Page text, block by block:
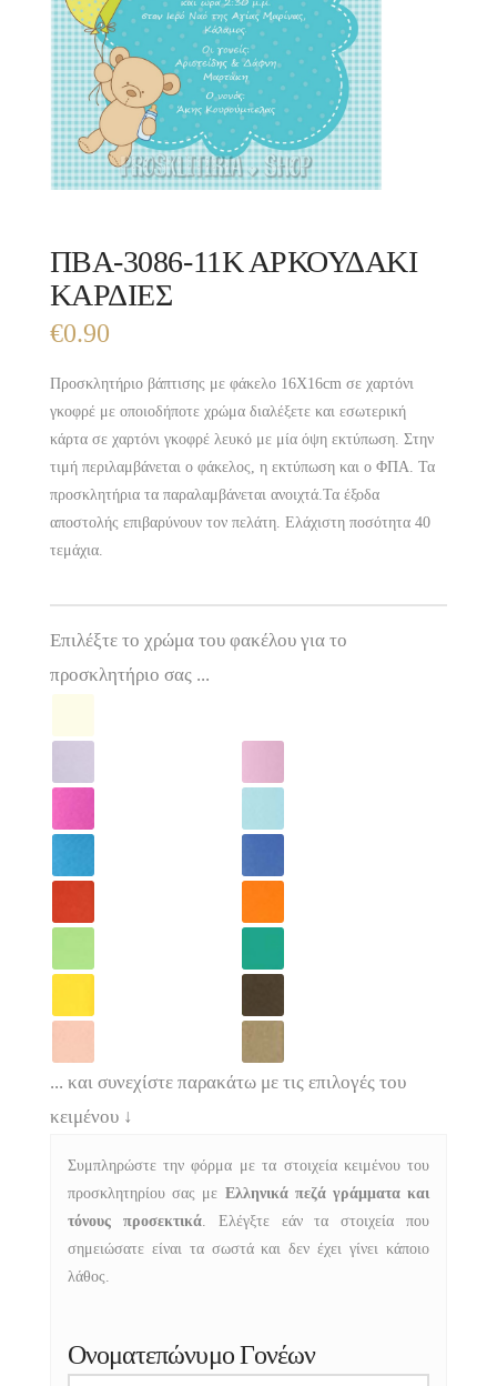
ΠΒΑ-3086-11Κ ΑΡΚΟΥΔΑΚΙ
ΚΑΡΔΙΕΣ
€0.90
Προσκλητήριο βάπτισης με φάκελο 16X16cm σε χαρτόνι
γκοφρέ με οποιοδήποτε χρώμα διαλέξετε και εσωτερική
κάρτα σε χαρτόνι γκοφρέ λευκό με μία όψη εκτύπωση. Στην
τιμή περιλαμβάνεται ο φάκελος, η εκτύπωση και ο ΦΠΑ. Τα
προσκλητήρια τα παραλαμβάνεται ανοιχτά.Τα έξοδα
αποστολής επιβαρύνουν τον πελάτη. Ελάχιστη ποσότητα 40
τεμάχια.
Επιλέξτε το χρώμα του φακέλου για το
προσκλητήριο σας ...
... και συνεχίστε παρακάτω με τις επιλογές του
κειμένου ↓
Συμπληρώστε την φόρμα με τα στοιχεία κειμένου του
προσκλητηρίου σας με Ελληνικά πεζά γράμματα και
τόνους προσεκτικά. Ελέγξτε εάν τα στοιχεία που
σημειώσατε είναι τα σωστά και δεν έχει γίνει κάποιο
λάθος.
Ονοματεπώνυμο Γονέων